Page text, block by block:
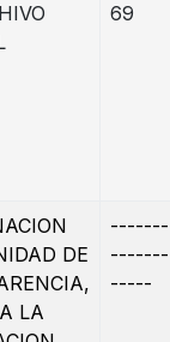
69
DE
LA
-------
-------
-----